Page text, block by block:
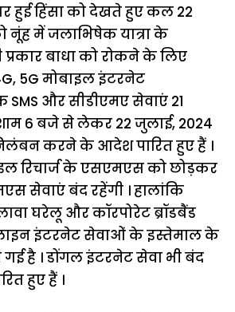
हुई हिंसा को देखते हुए कल 22
नूंह में जलाभिषेक यात्रा के
प्रकार बाधा को रोकने के लिए
5G मोबाइल इंटरनेट
SMS और सीडीएमए सेवाएं 21
6 बजे से लेकर 22 जुलाई, 2024
करने के आदेश पारित हुए हैं ।
रिचार्ज के एसएमएस को छोड़कर
सेवाएं बंद रहेंगी । हालांकि
घरेलू और कॉरपोरेट ब्रॉडबैंड
इंटरनेट सेवाओं के इस्तेमाल के
है । डोंगल इंटरनेट सेवा भी बंद
हुए हैं ।